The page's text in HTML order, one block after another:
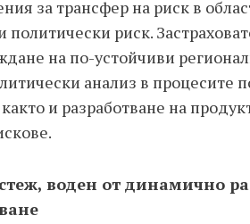
за трансфер на риск в
политически риск.
на по-устойчиви
анализ в процесите
и разработване на
воден от динамично